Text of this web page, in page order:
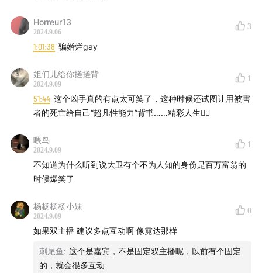
在大卫行李箱中找到香蒂的婚戒
Horreur13
2024.9.06
3
1:01:38 骗婚烂gay
姐们儿给你搓搓背
2024.9.09
1
51:44 这个凶手真的有点太可笑了，这种时候还试图让用被害
者的死亡给自己“超凡性能力”背书……精彩人生👍🏻
喂鸟
2024.9.09
1
不知道为什么听到说大卫有个不为人知的身份是百万富翁的
时候爆笑了
杨杨杨杨小妹
2024.9.09
0
如果双主播 建议多点互动啊 像霓达那样
刺尾鱼 : 这个是嘉宾，不是固定双主播呢，以前有个固定
的，就会很多互动